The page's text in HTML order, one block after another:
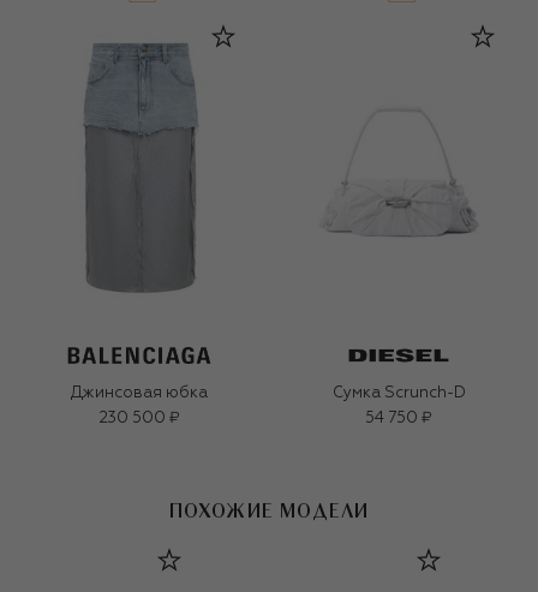
Джинсовая юбка
230 500 ₽
Сумка Scrunch-D
54 750 ₽
ПОХОЖИЕ МОДЕЛИ